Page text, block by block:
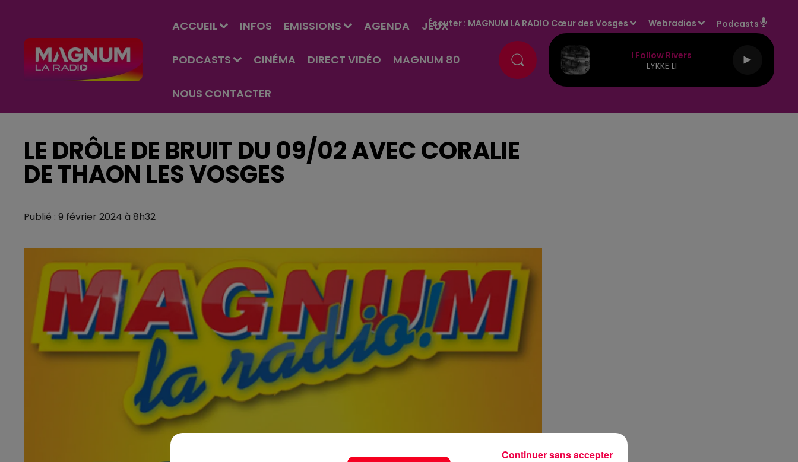
ACCUEIL INFOS EMISSIONS AGENDA JEUX
PODCASTS CINÉMA DIRECT VIDÉO MAGNUM 80
NOUS CONTACTER
Écouter : MAGNUM LA RADIO Cœur des Vosges Webradios Podcasts
I Follow Rivers
LYKKE LI
LE DRÔLE DE BRUIT DU 09/02 AVEC CORALIE
DE THAON LES VOSGES
Publié : 9 février 2024 à 8h32
Continuer sans accepter